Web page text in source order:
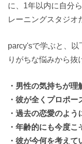
に、1年以内に自分
レーニングスタジオ
parcy'sで学ぶと、以
りがちな悩みから抜
・男性の気持ちが
・彼が全くプロポ
・過去の恋愛のよ
・年齢的にも今度
・彼が今何を考え